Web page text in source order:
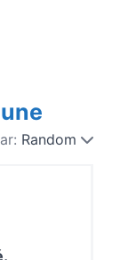
Random